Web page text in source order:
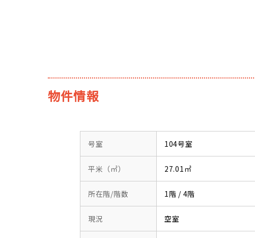
物件情報
号室 104号室
平米（㎡） 27.01㎡
所在階/階数 1階 / 4階
現況 空室